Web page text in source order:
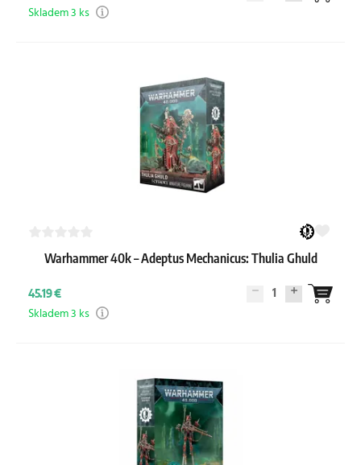
Skladem 3 ks
Warhammer 40k – Adeptus Mechanicus: Thulia Ghuld
45.19 € 1
Skladem 3 ks